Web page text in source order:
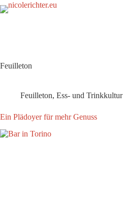
Feuilleton
Feuilleton, Ess- und Trinkkultur
Ein Plädoyer für mehr Genuss